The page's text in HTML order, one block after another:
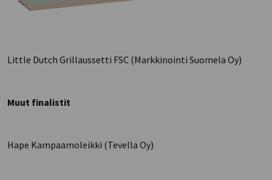
Little Dutch Grillaussetti FSC (Markkinointi Suomela Oy)
Muut finalistit
Hape Kampaamoleikki (Tevella Oy)